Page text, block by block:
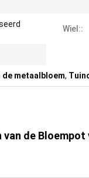
Wiel::
de metaalbloem,
de